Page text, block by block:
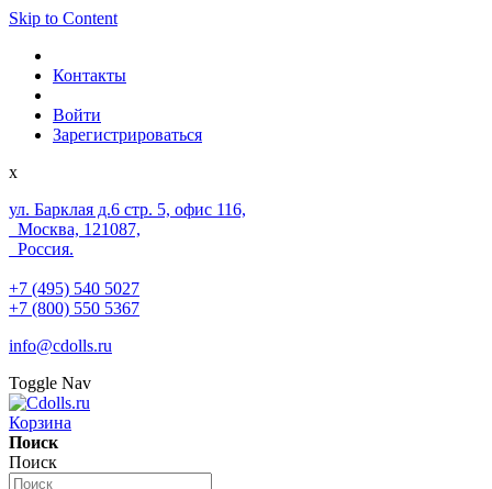
Skip to Content
Контакты
Войти
Зарегистрироваться
x
ул. Барклая д.6 стр. 5, офис 116,
Москва, 121087,
Россия.
+7 (495) 540 5027
+7 (800) 550 5367
info@cdolls.ru
Toggle Nav
Корзина
Поиск
Поиск